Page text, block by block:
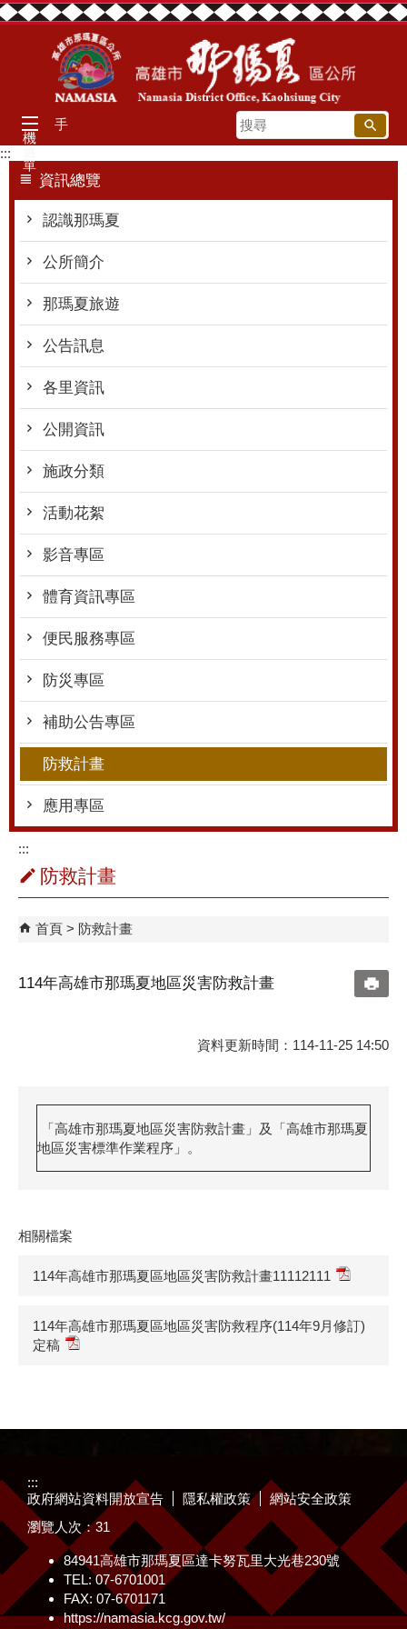
跳到主要內容區塊
搜
尋
手
機
單
:::
資訊總覽
認識那瑪夏
公所簡介
那瑪夏旅遊
公告訊息
各里資訊
公開資訊
施政分類
活動花絮
影音專區
體育資訊專區
便民服務專區
防災專區
補助公告專區
防救計畫
應用專區
:::
防救計畫
首頁 防救計畫
114年高雄市那瑪夏地區災害防救計畫
資料更新時間：114-11-25 14:50
「高雄市那瑪夏地區災害防救計畫」及「高雄市那瑪夏
地區災害標準作業程序」。
相關檔案
114年高雄市那瑪夏區地區災害防救計畫11112111
114年高雄市那瑪夏區地區災害防救程序(114年9月修訂)
定稿
:::
政府網站資料開放宣告
隱私權政策
網站安全政策
瀏覽人次：31
84941高雄市那瑪夏區達卡努瓦里大光巷230號
TEL: 07-6701001
FAX: 07-6701171
https://namasia.kcg.gov.tw/